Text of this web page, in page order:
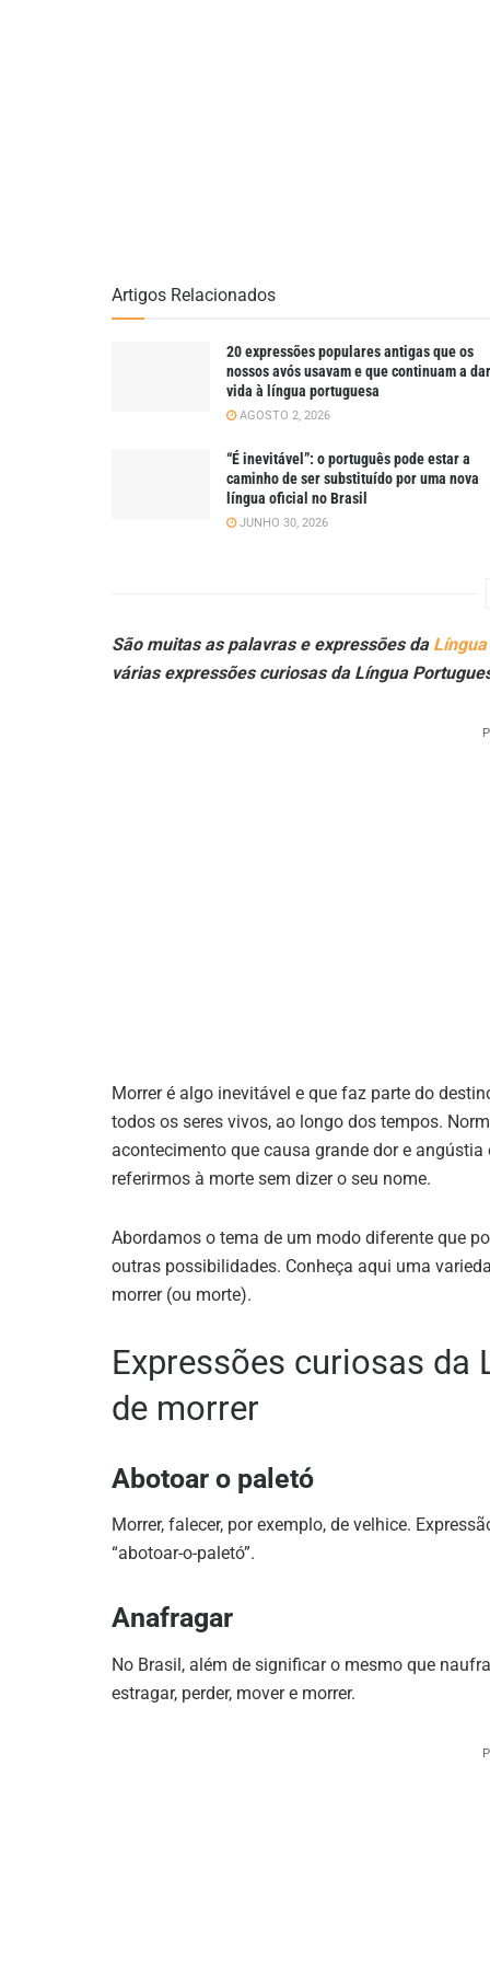
Artigos Relacionados
20 expressões populares antigas que os
nossos avós usavam e que continuam a dar
vida à língua portuguesa
AGOSTO 2, 2026
“É inevitável”: o português pode estar a
caminho de ser substituído por uma nova
língua oficial no Brasil
JUNHO 30, 2026
São muitas as palavras e expressões da
várias expressões curiosas da Língua
Morrer é algo inevitável e que faz parte do
todos os seres vivos, ao longo dos tempos.
acontecimento que causa grande dor e
referirmos à morte sem dizer o seu nome.
Abordamos o tema de um modo diferente que
outras possibilidades. Conheça aqui uma
morrer (ou morte).
Expressões curiosas
de morrer
Abotoar o paletó
Morrer, falecer, por exemplo, de velhice.
“abotoar-o-paletó”.
Anafragar
No Brasil, além de significar o mesmo que
estragar, perder, mover e morrer.